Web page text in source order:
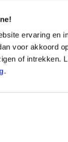
ervaring en
voor akkoord
of intrekken.
.
wilt delen met
drie minuten,
of onze